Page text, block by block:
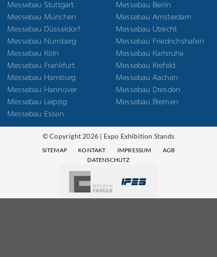
Messebau Stuttgart
Messebau München
Messebau Düsseldorf
Messebau Nürnberg
Messebau Köln
Messebau Frankfurt
Messebau Hamburg
Messebau Hannover
Messebau Leipzig
Messebau Essen
Messebau Berlin
Messebau Amsterdam
Messebau Utrecht
Messebau Friedrichshafen
Messebau Karlsruhe
Messebau Krefeld
Messebau Aachen
Messebau Dresden
Messebau Bremen
© Copyright 2026 | Expo Exhibition Stands
SITEMAP KONTAKT IMPRESSUM
AGB
DATENSCHUTZ